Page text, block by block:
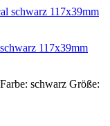
117x39mm
schwarz Größe: